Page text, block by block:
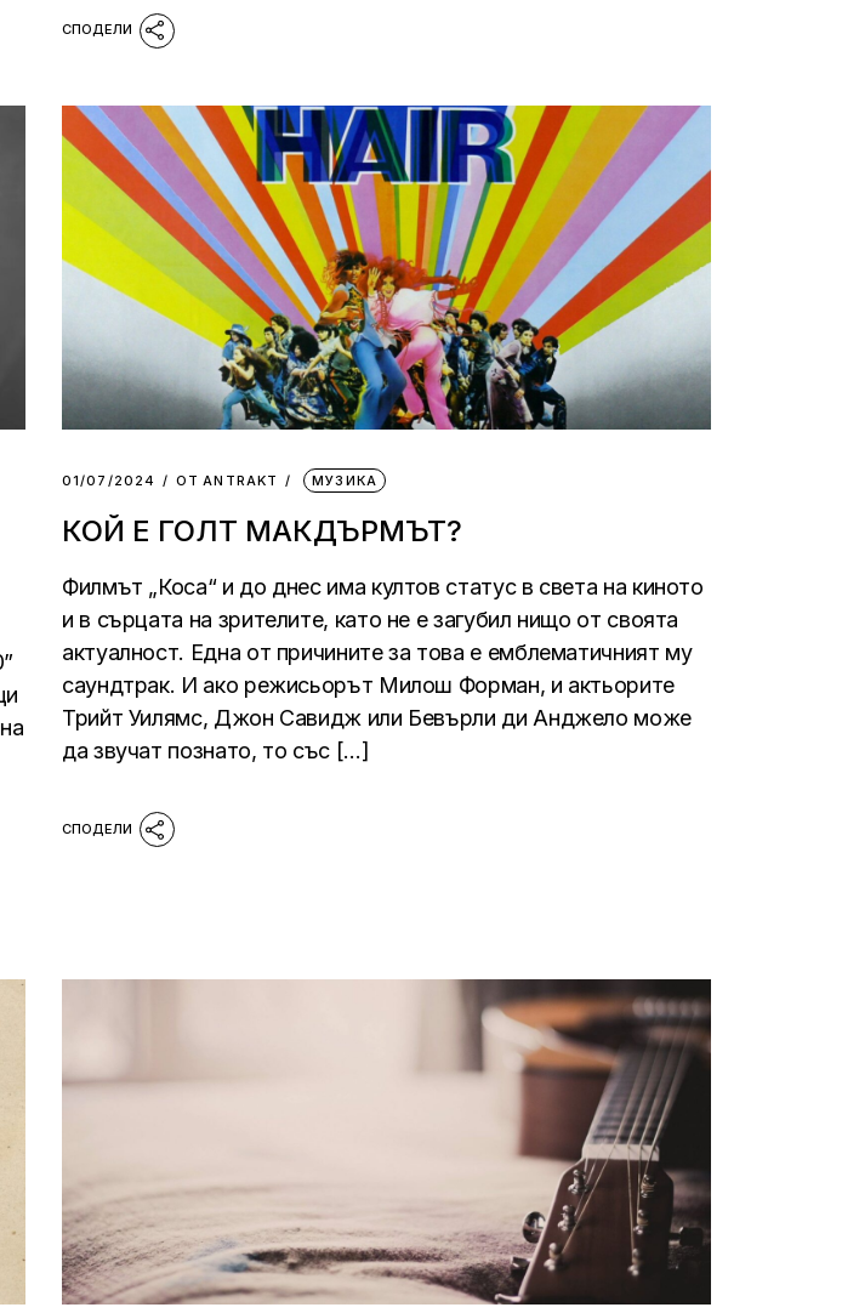
01/07/2024 ОТ АNTRAKT МУЗИКА
КОЙ Е ГОЛТ МАКДЪРМЪТ?
Филмът „Коса“ и до днес има култов статус в света на киното
и в сърцата на зрителите, като не е загубил нищо от своята
актуалност. Една от причините за това е емблематичният му
саундтрак. И ако режисьорът Милош Форман, и актьорите
Трийт Уилямс, Джон Савидж или Бевърли ди Анджело може
да звучат познато, то със […]